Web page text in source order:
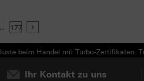
177
beim Handel mit Turbo-
Ihr Kontakt zu uns